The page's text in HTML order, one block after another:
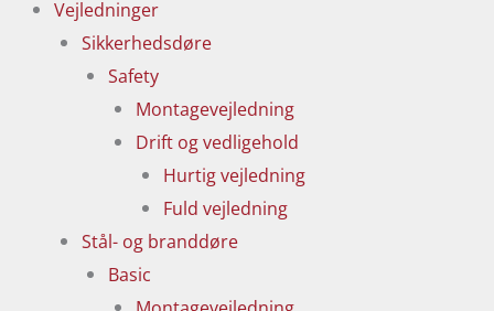
Vejledninger
Sikkerhedsdøre
Safety
Montagevejledning
Drift og vedligehold
Hurtig vejledning
Fuld vejledning
Stål- og branddøre
Basic